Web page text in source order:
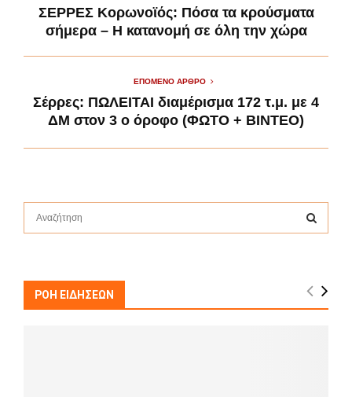
ΣΕΡΡΕΣ Κορωνοϊός: Πόσα τα κρούσματα
σήμερα – Η κατανομή σε όλη την χώρα
ΕΠΌΜΕΝΟ ΆΡΘΡΟ
Σέρρες: ΠΩΛΕΙΤΑΙ διαμέρισμα 172 τ.μ. με 4
ΔΜ στον 3 ο όροφο (ΦΩΤΟ + ΒΙΝΤΕΟ)
f
A
ΡΟΗ ΕΙΔΗΣΕΩΝ